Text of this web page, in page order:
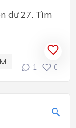
dư 27. Tìm
1 0